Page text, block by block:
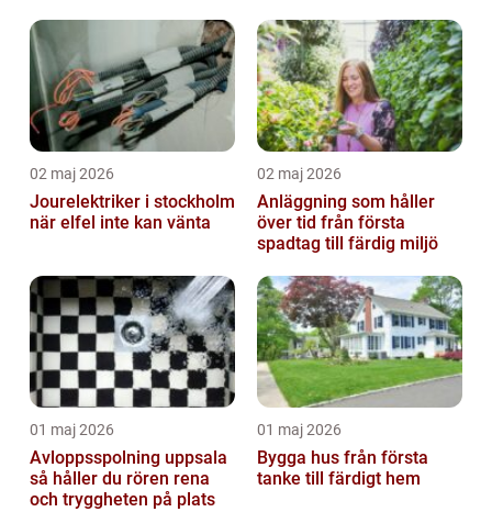
02 maj 2026
Jourelektriker i stockholm
när elfel inte kan vänta
02 maj 2026
Anläggning som håller
över tid från första
spadtag till färdig miljö
01 maj 2026
Avloppsspolning uppsala
så håller du rören rena
och tryggheten på plats
01 maj 2026
Bygga hus från första
tanke till färdigt hem